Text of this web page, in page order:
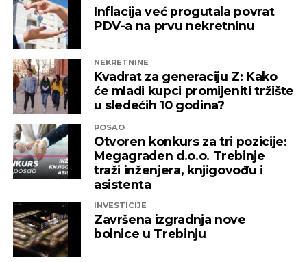
saopšteno je iz “Invictusa”.
Kažu i da su sada izloženi potezima koji nemaju bilo
kakve veze sa normalnim poslovanjem i
poštovanjem zakonskih normi, a da ih relevantne
institucije kao savjesnog poslovnog subjekta nisu u
stanju zaštiti, zbog čega moraju priznati da je teško
pronaći adekvatniji odgovor koji ne bi uključivao
ozbiljnije rezove u samoj kompaniji.
Podsjetimo, 18. juna ove godine američka
uvela je sankcije nizu kompanija koje “čine mrežu
podrške predsjedniku Republike Srpske Miloradu
Dodiku”, a “Infinity International” se našao među
njima, skupa sa firmama “Infinity Media”, “Prointer
Inflacija već progutala povrat
PDV-a na prvu nekretninu
NEKRETNINE
Kvadrat za generaciju Z: Kako
će mladi kupci promijeniti tržište
u sledećih 10 godina?
POSAO
Otvoren konkurs za tri pozicije:
Megagraden d.o.o. Trebinje
traži inženjera, knjigovođu i
asistenta
INVESTICIJE
Završena izgradnja nove
bolnice u Trebinju